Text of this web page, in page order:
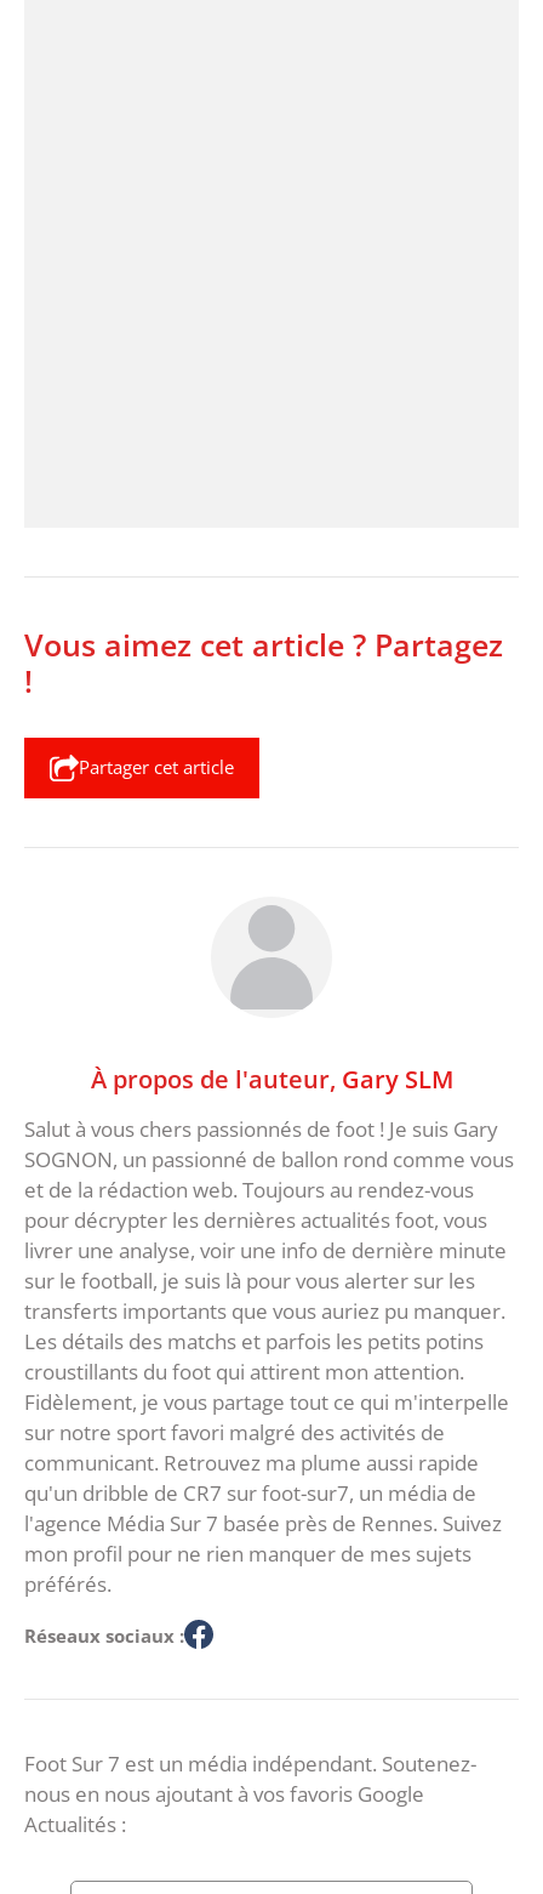
Vous aimez cet article ? Partagez
!
Partager cet article
À propos de l'auteur, Gary SLM
Salut à vous chers passionnés de foot ! Je suis Gary
SOGNON, un passionné de ballon rond comme vous
et de la rédaction web. Toujours au rendez-vous
pour décrypter les dernières actualités foot, vous
livrer une analyse, voir une info de dernière minute
sur le football, je suis là pour vous alerter sur les
transferts importants que vous auriez pu manquer.
Les détails des matchs et parfois les petits potins
croustillants du foot qui attirent mon attention.
Fidèlement, je vous partage tout ce qui m'interpelle
sur notre sport favori malgré des activités de
communicant. Retrouvez ma plume aussi rapide
qu'un dribble de CR7 sur foot-sur7, un média de
l'agence Média Sur 7 basée près de Rennes. Suivez
mon profil pour ne rien manquer de mes sujets
préférés.
Réseaux sociaux :
Foot Sur 7 est un média indépendant. Soutenez-
nous en nous ajoutant à vos favoris Google
Actualités :